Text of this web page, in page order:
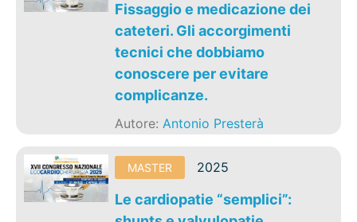
Fissaggio e medicazione dei
cateteri. Gli accorgimenti
tecnici che dobbiamo
conoscere per evitare
complicanze.
Autore:Antonio Presterà
MASTER 2025
Le cardiopatie “semplici”: